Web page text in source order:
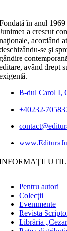
Fondată în anul
Junimea a crescut
naţionale, acordând
deschizându-se şi
gândire
editare, având drept
exigentă.
B-dul Carol I,
+40232-
INFORMAŢII
Pentru autori
Colecţii
Evenimente
Revista
Librăria